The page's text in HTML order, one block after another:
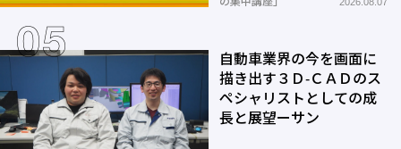
2026.08.07
自動車業界の今を画面に
描き出す３Ｄ-ＣＡＤのス
ペシャリストとしての成
長と展望ーサン